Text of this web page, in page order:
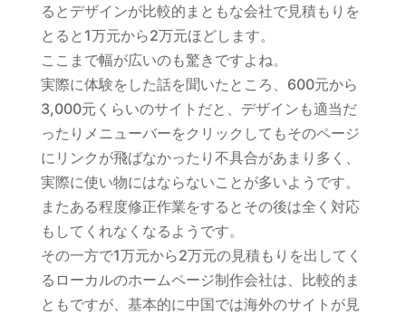
るとデザインが比較的まともな会社で見積もりを
とると1万元から2万元ほどします。
ここまで幅が広いのも驚きですよね。
実際に体験をした話を聞いたところ、600元から
3,000元くらいのサイトだと、デザインも適当だ
ったりメニューバーをクリックしてもそのページ
にリンクが飛ばなかったり不具合があまり多く、
実際に使い物にはならないことが多いようです。
またある程度修正作業をするとその後は全く対応
もしてくれなくなるようです。
その一方で1万元から2万元の見積もりを出してく
るローカルのホームページ制作会社は、比較的ま
ともですが、基本的に中国では海外のサイトが見